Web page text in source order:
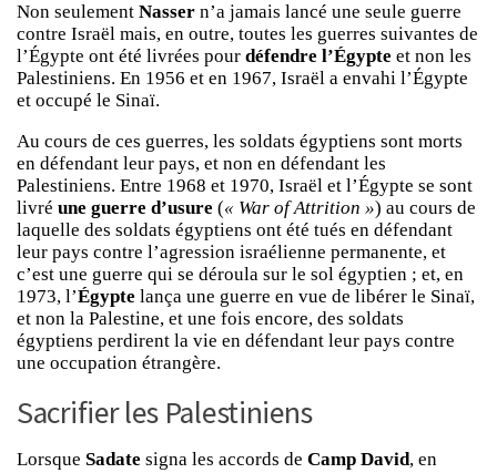
Non seulement Nasser n’a jamais lancé une seule guerre
contre Israël mais, en outre, toutes les guerres suivantes de
l’Égypte ont été livrées pour défendre l’Égypte et non les
Palestiniens. En 1956 et en 1967, Israël a envahi l’Égypte
et occupé le Sinaï.
Au cours de ces guerres, les soldats égyptiens sont morts
en défendant leur pays, et non en défendant les
Palestiniens. Entre 1968 et 1970, Israël et l’Égypte se sont
livré une guerre d’usure (« War of Attrition ») au cours de
laquelle des soldats égyptiens ont été tués en défendant
leur pays contre l’agression israélienne permanente, et
c’est une guerre qui se déroula sur le sol égyptien ; et, en
1973, l’Égypte lança une guerre en vue de libérer le Sinaï,
et non la Palestine, et une fois encore, des soldats
égyptiens perdirent la vie en défendant leur pays contre
une occupation étrangère.
Sacrifier les Palestiniens
Lorsque Sadate signa les accords de Camp David, en